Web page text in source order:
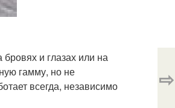
и глазах или на
гамму, но не
всегда, независимо
⇨